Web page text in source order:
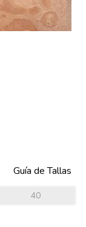
Guía de Tallas
40